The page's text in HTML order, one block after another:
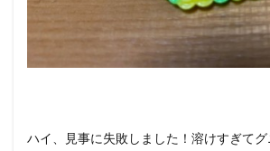
ハイ、見事に失敗しました！溶けすぎて